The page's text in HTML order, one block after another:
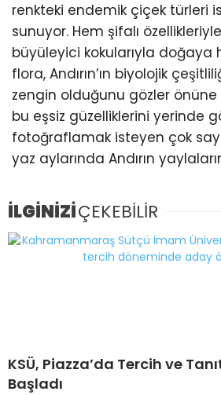
renkteki endemik çiçek türleri
sunuyor. Hem şifalı
büyüleyici kokularıyla doğaya
flora, Andırın’ın biyolojik
zengin olduğunu gözler önüne
bu eşsiz güzelliklerini yerinde
fotoğraflamak isteyen çok
yaz aylarında Andırın
İLGİNİZİÇEKEBİLİR
KSÜ, Piazza’da Tercih ve
Başladı